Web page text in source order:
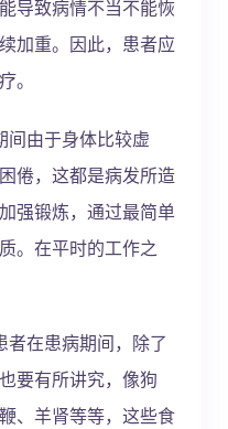
导致病情不当不能恢
加重。因此，患者应
。
间由于身体比较虚
倦，这都是病发所造
强锻炼，通过最简单
。在平时的工作之
者在患病期间，除了
要有所讲究，像狗
、羊肾等等，这些食